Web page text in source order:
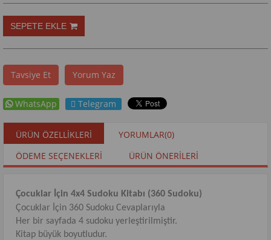
Tavsiye Et Yorum Yaz
WhatsApp Telegram
ÜRÜN ÖZELLIKLERI YORUMLAR(0)
ÖDEME SEÇENEKLERI
ÜRÜN ÖNERILERI
Çocuklar İçin 4x4 Sudoku Kitabı (360 Sudoku)
Çocuklar İçin 360 Sudoku Cevaplarıyla
Her bir sayfada 4 sudoku yerleştirilmiştir.
Kitap büyük boyutludur.